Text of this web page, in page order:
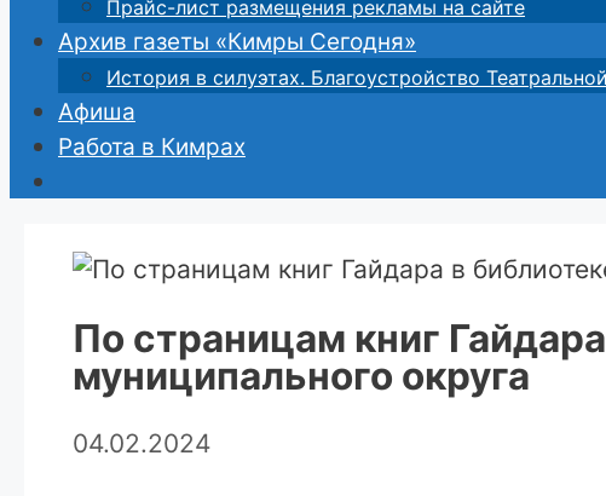
Прайс-лист размещения рекламы на сайте
Архив газеты «Кимры Сегодня»
История в силуэтах. Благоустройство
Афиша
Работа в Кимрах
По страницам книг
муниципального округа
04.02.2024